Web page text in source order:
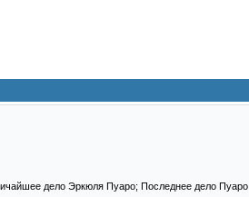
дело Эркюля Пуаро; Последнее дело Пуаро